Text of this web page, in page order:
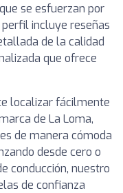
se esfuerzan por
incluye reseñas
de la calidad
que ofrece
localizar fácilmente
de La Loma,
de manera cómoda
desde cero o
conducción, nuestro
de confianza